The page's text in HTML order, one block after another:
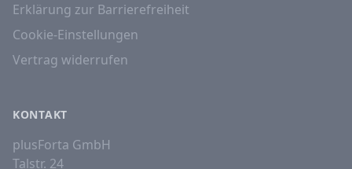
Erklärung zur Barrierefreiheit
Cookie-Einstellungen
Vertrag widerrufen
KONTAKT
plusForta GmbH
Talstr. 24